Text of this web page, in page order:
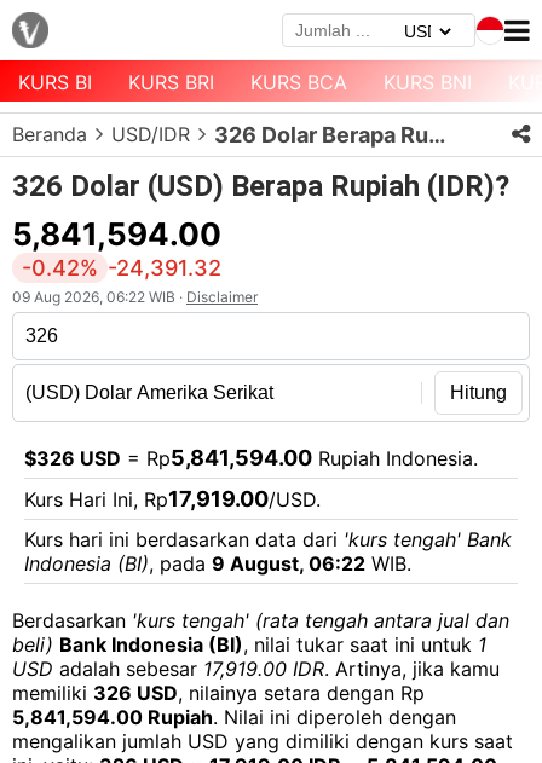
Menu
Halaman
Depan
Daftar
Mata
Uang
Daftar
Kurs
Bank
KURS BI KURS BRI KURS BCA KURS BNI
Beranda USD/IDR 326 Dolar Berapa Rupiah?
326 Dolar (USD) Berapa Rupiah (IDR)?
5,841,594.00
-0.42% -24,391.32
09 Aug 2026, 06:22 WIB · Disclaimer
Hitung
$326 USD = Rp5,841,594.00 Rupiah Indonesia.
Kurs Hari Ini, Rp17,919.00/USD.
Kurs hari ini berdasarkan data dari 'kurs tengah' Bank
Indonesia (BI), pada 9 August, 06:22 WIB.
Berdasarkan 'kurs tengah' (rata tengah antara jual dan
beli) Bank Indonesia (BI), nilai tukar saat ini untuk 1
USD adalah sebesar 17,919.00 IDR. Artinya, jika kamu
memiliki 326 USD, nilainya setara dengan Rp
5,841,594.00 Rupiah. Nilai ini diperoleh dengan
mengalikan jumlah USD yang dimiliki dengan kurs saat